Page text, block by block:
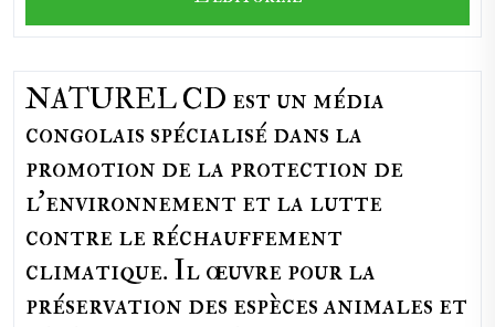
NATUREL CD est un média
congolais spécialisé dans la
promotion de la protection de
l’environnement et la lutte
contre le réchauffement
climatique. Il œuvre pour la
préservation des espèces animales et